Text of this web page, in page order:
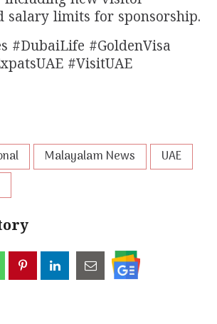
salary limits for sponsorship.
#DubaiLife #GoldenVisa
#VisitUAE
Malayalam News
UAE